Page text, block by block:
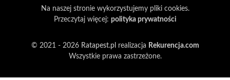
Na naszej stronie wykorzystujemy pliki cookies.
Przeczytaj więcej: polityka prywatności
© 2021 - 2026 Ratapest.pl realizacja Rekurencja.com
Wszystkie prawa zastrzeżone.